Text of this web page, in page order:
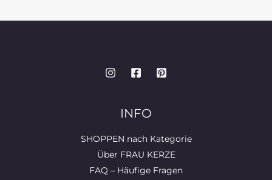
INFO
SHOPPEN nach Kategorie
Über FRAU KERZE
FAQ – Häufige Fragen